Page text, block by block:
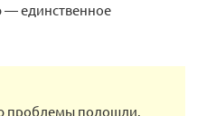
— единственное
проблемы подошли.